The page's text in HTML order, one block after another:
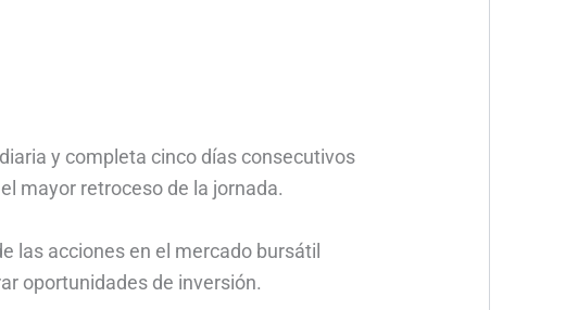
y completa cinco días consecutivos
mayor retroceso de la jornada.
las acciones en el mercado bursátil
oportunidades de inversión.